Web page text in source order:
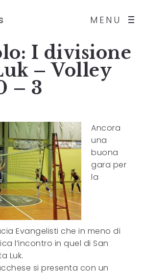
MENU
I divisione
– Volley
– 3
Ancora
una
buona
gara per
la
Evangelisti che in meno di
l’incontro in quel di San
Luk.
si presenta con un